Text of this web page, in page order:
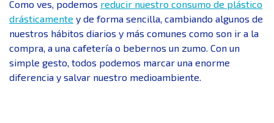
Como ves, podemos reducir nuestro consumo de plástico
drásticamente y de forma sencilla, cambiando algunos de
nuestros hábitos diarios y más comunes como son ir a la
compra, a una cafetería o bebernos un zumo. Con un
simple gesto, todos podemos marcar una enorme
diferencia y salvar nuestro medioambiente.